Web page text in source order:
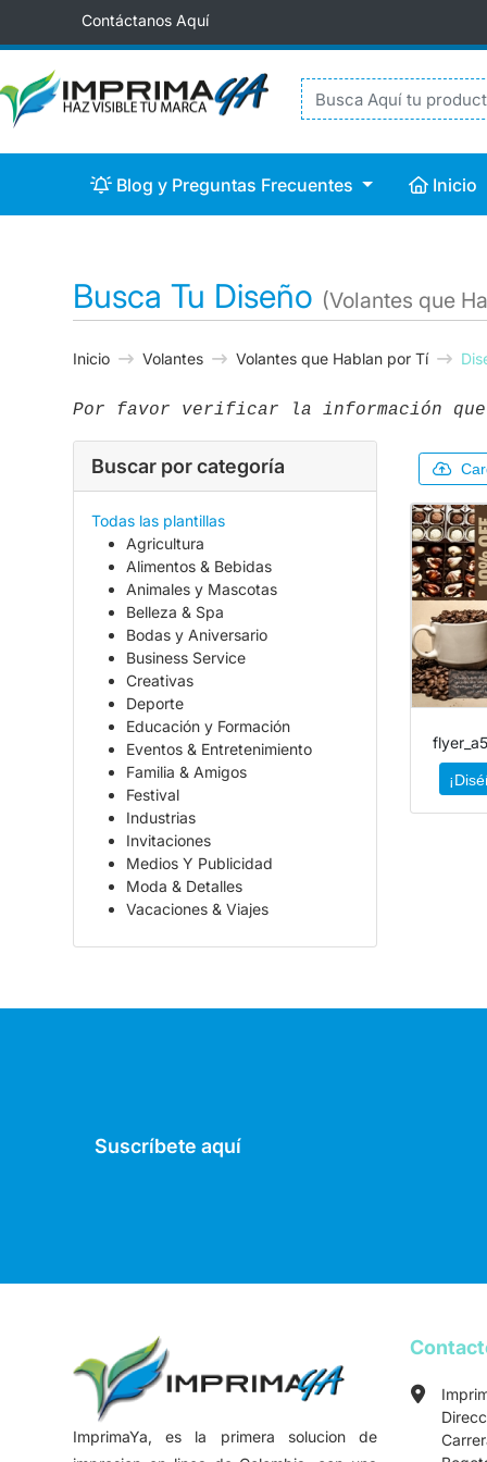
Contáctanos Aquí
Blog y Preguntas Frecuentes
Blog y Preguntas Frecuentes Inicio
Inicio
Busca Tu Diseño (Volantes que
Inicio Volantes Volantes que Hablan por Tí
Por favor verificar la información
Buscar por categoría
Todas las plantillas
Agricultura
Alimentos & Bebidas
Animales y Mascotas
Belleza & Spa
Bodas y Aniversario
Business Service
Creativas
Deporte
Educación y Formación
Eventos & Entretenimiento
Familia & Amigos
Festival
Industrias
Invitaciones
Medios Y Publicidad
Moda & Detalles
Vacaciones & Viajes
Suscríbete aquí
ImprimaYa, es la primera solucion de